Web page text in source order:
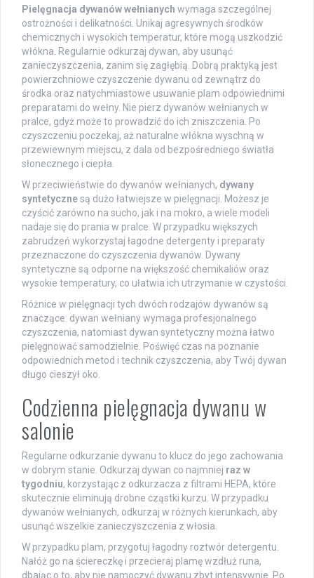
Pielęgnacja dywanów wełnianych wymaga szczególnej
ostrożności i delikatności. Unikaj agresywnych środków
chemicznych i wysokich temperatur, które mogą uszkodzić
włókna. Regularnie odkurzaj dywan, aby usunąć
zanieczyszczenia, zanim się zagłębią. Dobrą praktyką jest
powierzchniowe czyszczenie dywanu od zewnątrz do
środka oraz natychmiastowe usuwanie plam odpowiednimi
preparatami do wełny. Nie pierz dywanów wełnianych w
pralce, gdyż może to prowadzić do ich zniszczenia. Po
czyszczeniu poczekaj, aż naturalne włókna wyschną w
przewiewnym miejscu, z dala od bezpośredniego światła
słonecznego i ciepła.
W przeciwieństwie do dywanów wełnianych, dywany
syntetycznesą dużo łatwiejsze w pielęgnacji. Możesz je
czyścić zarówno na sucho, jak i na mokro, a wiele modeli
nadaje się do prania w pralce. W przypadku większych
zabrudzeń wykorzystaj łagodne detergenty i preparaty
przeznaczone do czyszczenia dywanów. Dywany
syntetyczne są odporne na większość chemikaliów oraz
wysokie temperatury, co ułatwia ich utrzymanie w czystości.
Różnice w pielęgnacji tych dwóch rodzajów dywanów są
znaczące: dywan wełniany wymaga profesjonalnego
czyszczenia, natomiast dywan syntetyczny można łatwo
pielęgnować samodzielnie. Poświęć czas na poznanie
odpowiednich metod i technik czyszczenia, aby Twój dywan
długo cieszył oko.
Codzienna pielęgnacja dywanu w
salonie
Regularne odkurzanie dywanu to klucz do jego zachowania
w dobrym stanie. Odkurzaj dywan co najmniej raz w
tygodniu, korzystając z odkurzacza z filtrami HEPA, które
skutecznie eliminują drobne cząstki kurzu. W przypadku
dywanów wełnianych, odkurzaj w różnych kierunkach, aby
usunąć wszelkie zanieczyszczenia z włosia.
W przypadku plam, przygotuj łagodny roztwór detergentu.
Nałóż go na ściereczkę i przecieraj plamę wzdłuż runa,
dbając o to, aby nie namoczyć dywanu zbyt intensywnie. Po